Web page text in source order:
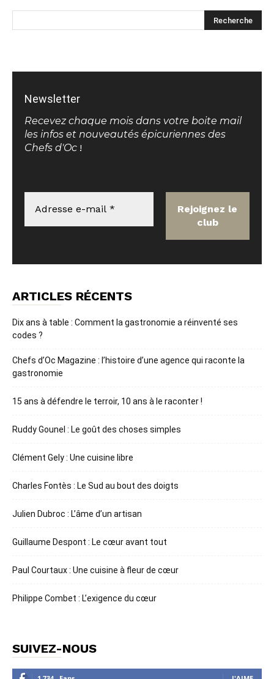
Newsletter
Recevez chaque mois dans votre boite mail
les infos et nouveautés épicuriennes des
Chefs d'Oc !
ARTICLES RÉCENTS
Dix ans à table : Comment la gastronomie a réinventé ses
codes ?
Chefs d’Oc Magazine : l’histoire d’une agence qui raconte la
gastronomie
15 ans à défendre le terroir, 10 ans à le raconter !
Ruddy Gounel : Le goût des choses simples
Clément Gely : Une cuisine libre
Charles Fontès : Le Sud au bout des doigts
Julien Dubroc : L’âme d’un artisan
Guillaume Despont : Le cœur avant tout
Paul Courtaux : Une cuisine à fleur de cœur
Philippe Combet : L’exigence du cœur
SUIVEZ-NOUS